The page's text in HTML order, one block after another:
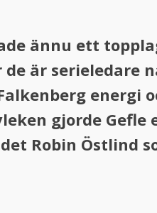
ännu ett
är serieledare
energi
gjorde
Robin Östlind